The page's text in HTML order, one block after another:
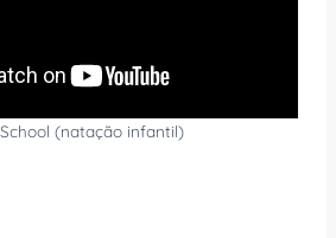
(natação infantil)